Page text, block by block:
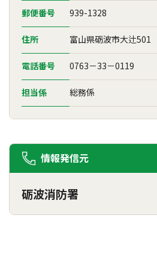
郵便番号 939-1328
住所 富山県砺波市大辻501
電話番号 0763－33－0119
担当係 総務係
情報発信元
砺波消防署